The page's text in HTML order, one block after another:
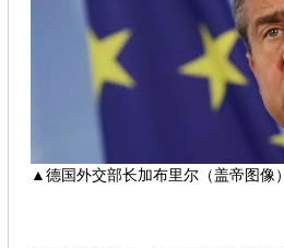
▲德国外交部长加布里尔（盖帝图像）